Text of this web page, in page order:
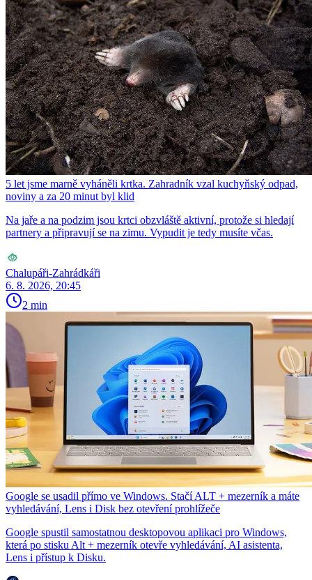
5 let jsme marně vyháněli krtka. Zahradník vzal kuchyňský odpad,
noviny a za 20 minut byl klid
Na jaře a na podzim jsou krtci obzvláště aktivní, protože si hledají
partnery a připravují se na zimu. Vypudit je tedy musíte včas.
Chalupáři-Zahrádkáři
6. 8. 2026, 20:45
2 min
Google se usadil přímo ve Windows. Stačí ALT + mezerník a máte
vyhledávání, Lens i Disk bez otevření prohlížeče
Google spustil samostatnou desktopovou aplikaci pro Windows,
která po stisku Alt + mezerník otevře vyhledávání, AI asistenta,
Lens i přístup k Disku.